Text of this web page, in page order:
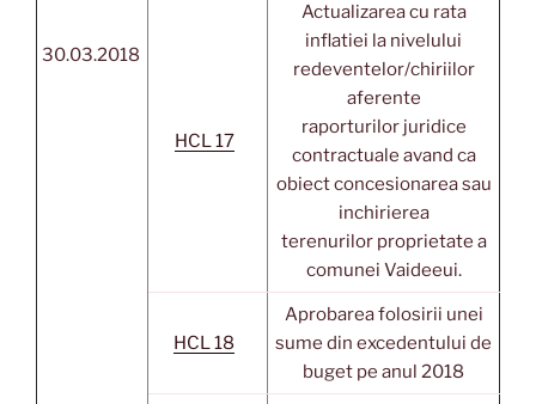
30.03.2018
HCL 17
Actualizarea cu rata
inflatiei la nivelului
redeventelor/chiriilor
aferente
raporturilor juridice
contractuale avand ca
obiect concesionarea sau
inchirierea
terenurilor proprietate a
comunei Vaideeui.
HCL 18
Aprobarea folosirii unei
sume din excedentului de
buget pe anul 2018